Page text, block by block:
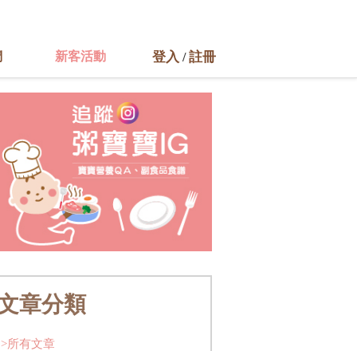
新客活動 登入 / 註冊
章分類
>所有文章